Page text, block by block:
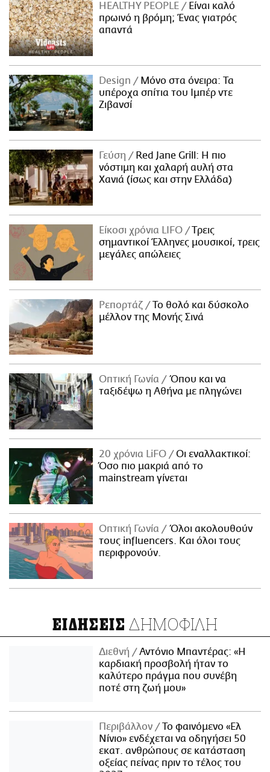
HEALTHY PEOPLE
Είναι καλό
πρωινό η βρόμη; Ένας γιατρός
απαντά
Design
Μόνο στα όνειρα: Τα
υπέροχα σπίτια του Ιμπέρ ντε
Ζιβανσί
Γεύση
Red Jane Grill: Η πιο
νόστιμη και χαλαρή αυλή στα
Χανιά (ίσως και στην Ελλάδα)
Είκοσι χρόνια LIFO
Tρεις
σημαντικοί Έλληνες μουσικοί, τρεις
μεγάλες απώλειες
Ρεπορτάζ
Το θολό και δύσκολο
μέλλον της Μονής Σινά
Οπτική Γωνία
Όπου και να
ταξιδέψω η Αθήνα με πληγώνει
20 χρόνια LiFO
Οι εναλλακτικοί:
Όσο πιο μακριά από το
mainstream γίνεται
Οπτική Γωνία
Όλοι ακολουθούν
τους influencers. Και όλοι τους
περιφρονούν.
ΕΙΔΗΣΕΙΣ ΔΗΜΟΦΙΛΗ
Διεθνή
Αντόνιο Μπαντέρας: «Η
καρδιακή προσβολή ήταν το
καλύτερο πράγμα που συνέβη
ποτέ στη ζωή μου»
Περιβάλλον
Το φαινόμενο «Ελ
Νίνιο» ενδέχεται να οδηγήσει 50
εκατ. ανθρώπους σε κατάσταση
οξείας πείνας πριν το τέλος του